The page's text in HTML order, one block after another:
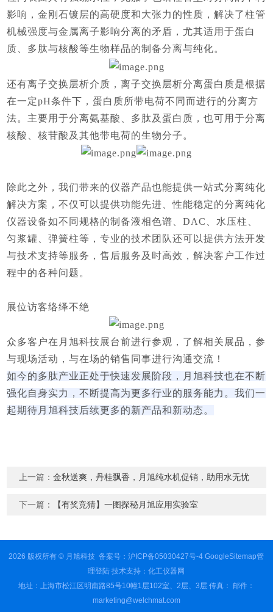
影响，金刚石镀层的高硬度和大张力的性质，解决了柱管
机械强度与金属离子影响分离的矛盾，尤其适用于蛋白
质、多肽与核酸等生物样品的制备分离与纯化。
还有离子交换层析介质 ，离子交换层析分离蛋白质是根据
在一定pH条件下，蛋白质所带电荷不同而进行的分离方
法。主要用于分离氨基酸、多肽及蛋白质，也可用于分离
核酸、核苷酸及其他带电荷的生物分子。
除此之外，我们带来的仪器产品也能提供一站式分离纯化
解决方案 ，不仅可以提供功能先进、性能稳定的分离纯化
仪器设备如不同规格的制备液相色谱、DAC、水压柱、
匀浆罐、弹簧柱等，专业的技术团队还可以提供方法开发
与技术支持等服务，售后服务及时高效，解决客户工作过
程中的各种问题。
展位访客络绎不绝
众多客户在月旭科技展台前进行参观，了解相关展品，参
与现场活动，与在场的销售同事进行沟通交流！
如今的多肽产业正处于快速发展阶段，月旭科技也在不断
强化自身实力，不断提高为更多行业的服务能力。我们一
起期待月旭科技后续更多的新产品和新动态。
上一篇：金秋送爽，丹桂飘香，月旭纯水机促销，助用水无忧
下一篇： 【有奖竞猜】一图探秘月旭应用实验室
2026 版权所有 © 月旭科技备案号：沪ICP备05030427号-4 GoogleSitemap管
理登陆 技术支持：化工仪器网
地址：上海市松江区明南路85号10幢1层102室、2层、3层 传真： 邮件：
marketing@welchmat.com